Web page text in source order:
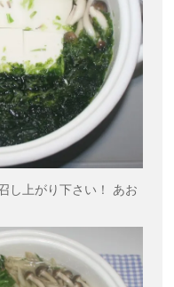
し上がり下さい！ あお